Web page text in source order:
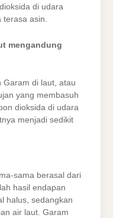
di udara
terasa asin.
mengandung
Garam di laut, atau
yang membasuh
dioksida di udara
menjadi sedikit
sama berasal dari
hasil endapan
halus, sedangkan
air laut. Garam